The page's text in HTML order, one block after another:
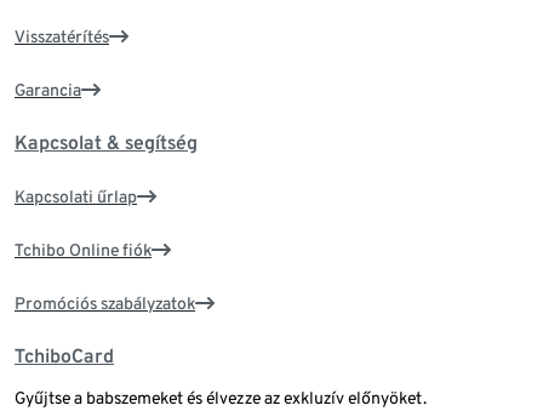
Visszatérítés
Garancia
Kapcsolat & segítség
Kapcsolati űrlap
Tchibo Online fiók
Promóciós szabályzatok
TchiboCard
Gyűjtse a babszemeket és élvezze az exkluzív előnyöket.